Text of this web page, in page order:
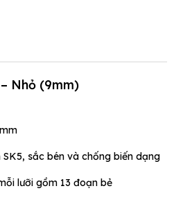
Nhỏ (9mm)
SK5, sắc bén và chống biến dạng
lưỡi gồm 13 đoạn bẻ